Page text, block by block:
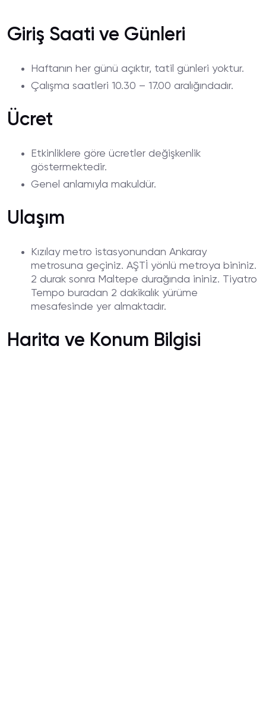
Giriş Saati ve Günleri
Haftanın her günü açıktır, tatil günleri yoktur.
Çalışma saatleri 10.30 – 17.00 aralığındadır.
Ücret
Etkinliklere göre ücretler değişkenlik
göstermektedir.
Genel anlamıyla makuldür.
Ulaşım
Kızılay metro istasyonundan Ankaray
metrosuna geçiniz. AŞTİ yönlü metroya bininiz.
2 durak sonra Maltepe durağında ininiz. Tiyatro
Tempo buradan 2 dakikalık yürüme
mesafesinde yer almaktadır.
Harita ve Konum Bilgisi